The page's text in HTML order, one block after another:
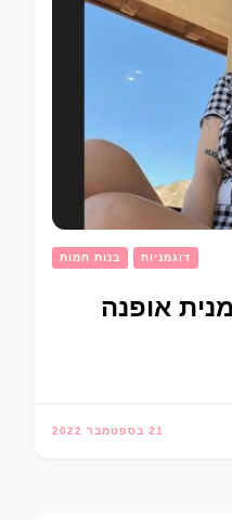
בנות חמות דוגמניות
אופנה
21 בספטמבר 2022